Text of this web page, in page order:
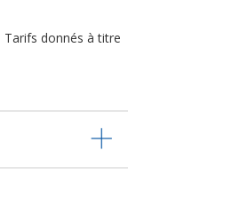
donnés à titre